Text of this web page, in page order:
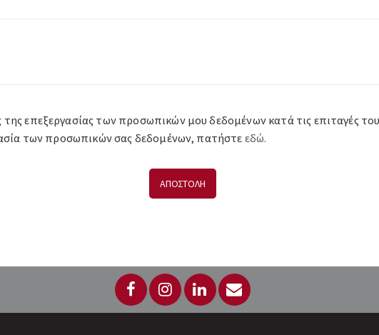
επεξεργασίας των προσωπικών μου δεδομένων κατά τις επιταγές
των προσωπικών σας δεδομένων, πατήστε εδώ.
ΑΠΟΣΤΟΛΗ